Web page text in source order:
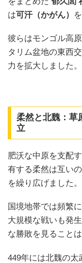
は可汗（かがん）
彼らはモンゴル高
タリム盆地の東西
力を拡大しました。
柔然と北魏：草
立
肥沃な中原を支配
有する柔然は互い
を繰り広げました。
国境地帯では頻繁
大規模な戦いも発
な勝敗を見ること
449年には北魏の太